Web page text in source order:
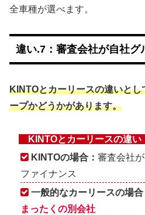
全車種が選べます。
違い.7：審査会社が自社グ
KINTOとカーリースの違いと
ープかどうかがあります。
KINTOとカーリースの違
KINTOの場合：審査会社が
ファイナンス
一般的なカーリースの場合
まったくの別会社